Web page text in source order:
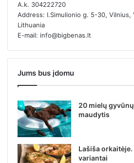
A.k. 304222720
Address: I.Simulionio g. 5-30, Vilnius,
Lithuania
E-mail: info@bigbenas.lt
Jums bus įdomu
20 mielų
maudytis
Lašiša
variantai